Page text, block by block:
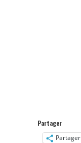
Partager
Partager